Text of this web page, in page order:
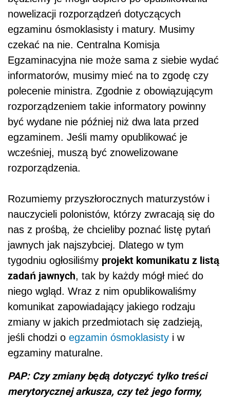
nowelizacji rozporządzeń dotyczących
egzaminu ósmoklasisty i matury. Musimy
czekać na nie. Centralna Komisja
Egzaminacyjna nie może sama z siebie wydać
informatorów, musimy mieć na to zgodę czy
polecenie ministra. Zgodnie z obowiązującym
rozporządzeniem takie informatory powinny
być wydane nie później niż dwa lata przed
egzaminem. Jeśli mamy opublikować je
wcześniej, muszą być znowelizowane
rozporządzenia.
Rozumiemy przyszłorocznych maturzystów i
nauczycieli polonistów, którzy zwracają się do
nas z prośbą, że chcieliby poznać listę pytań
jawnych jak najszybciej. Dlatego w tym
tygodniu ogłosiliśmy projekt komunikatu z listą
zadań jawnych, tak by każdy mógł mieć do
niego wgląd. Wraz z nim opublikowaliśmy
komunikat zapowiadający jakiego rodzaju
zmiany w jakich przedmiotach się zadzieją,
jeśli chodzi o egzamin ósmoklasisty i w
egzaminy maturalne.
PAP: Czy zmiany będą dotyczyć tylko treści
merytorycznej arkusza, czy też jego formy,